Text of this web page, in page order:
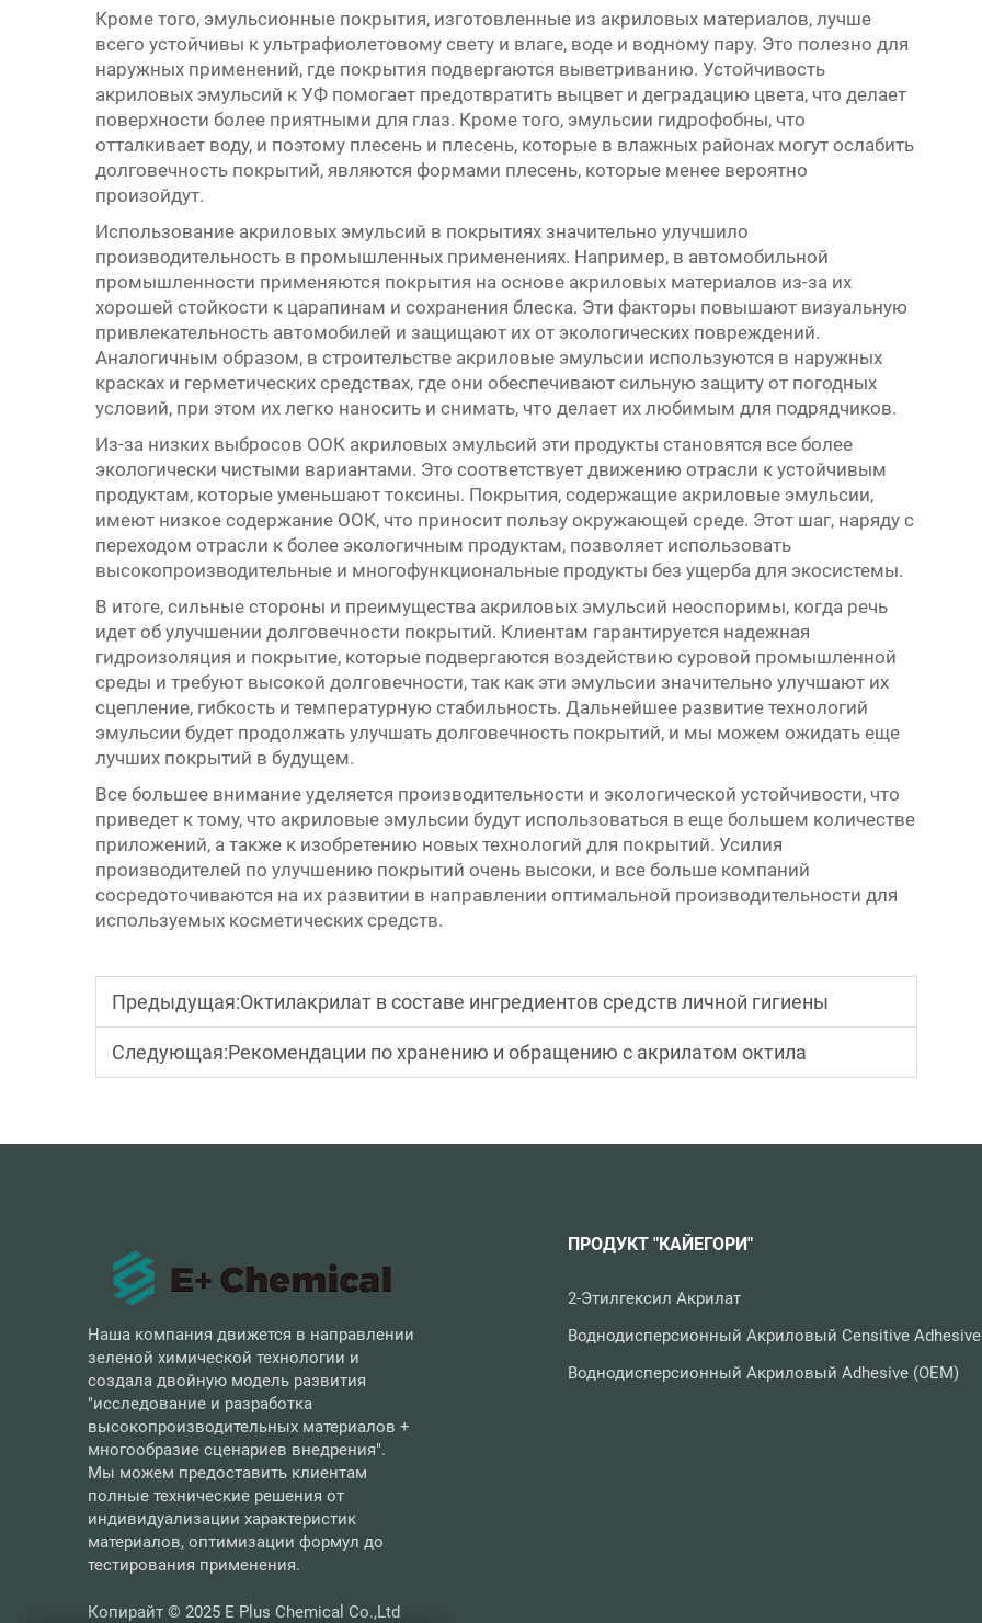
Кроме того, эмульсионные покрытия, изготовленные из акриловых материалов, лучше
всего устойчивы к ультрафиолетовому свету и влаге, воде и водному пару. Это полезно для
наружных применений, где покрытия подвергаются выветриванию. Устойчивость
акриловых эмульсий к УФ помогает предотвратить выцвет и деградацию цвета, что делает
поверхности более приятными для глаз. Кроме того, эмульсии гидрофобны, что
отталкивает воду, и поэтому плесень и плесень, которые в влажных районах могут ослабить
долговечность покрытий, являются формами плесень, которые менее вероятно
произойдут.
Использование акриловых эмульсий в покрытиях значительно улучшило
производительность в промышленных применениях. Например, в автомобильной
промышленности применяются покрытия на основе акриловых материалов из-за их
хорошей стойкости к царапинам и сохранения блеска. Эти факторы повышают визуальную
привлекательность автомобилей и защищают их от экологических повреждений.
Аналогичным образом, в строительстве акриловые эмульсии используются в наружных
красках и герметических средствах, где они обеспечивают сильную защиту от погодных
условий, при этом их легко наносить и снимать, что делает их любимым для подрядчиков.
Из-за низких выбросов ООК акриловых эмульсий эти продукты становятся все более
экологически чистыми вариантами. Это соответствует движению отрасли к устойчивым
продуктам, которые уменьшают токсины. Покрытия, содержащие акриловые эмульсии,
имеют низкое содержание ООК, что приносит пользу окружающей среде. Этот шаг, наряду с
переходом отрасли к более экологичным продуктам, позволяет использовать
высокопроизводительные и многофункциональные продукты без ущерба для экосистемы.
В итоге, сильные стороны и преимущества акриловых эмульсий неоспоримы, когда речь
идет об улучшении долговечности покрытий. Клиентам гарантируется надежная
гидроизоляция и покрытие, которые подвергаются воздействию суровой промышленной
среды и требуют высокой долговечности, так как эти эмульсии значительно улучшают их
сцепление, гибкость и температурную стабильность. Дальнейшее развитие технологий
эмульсии будет продолжать улучшать долговечность покрытий, и мы можем ожидать еще
лучших покрытий в будущем.
Все большее внимание уделяется производительности и экологической устойчивости, что
приведет к тому, что акриловые эмульсии будут использоваться в еще большем количестве
приложений, а также к изобретению новых технологий для покрытий. Усилия
производителей по улучшению покрытий очень высоки, и все больше компаний
сосредоточиваются на их развитии в направлении оптимальной производительности для
используемых косметических средств.
Предыдущая:Октилакрилат в составе ингредиентов средств личной гигиены
Следующая:Рекомендации по хранению и обращению с акрилатом октила
Наша компания движется в направлении
зеленой химической технологии и
создала двойную модель развития
"исследование и разработка
высокопроизводительных материалов +
многообразие сценариев внедрения".
Мы можем предоставить клиентам
полные технические решения от
индивидуализации характеристик
материалов, оптимизации формул до
тестирования применения.
Копирайт © 2025 E Plus Chemical Co.,Ltd
ПРОДУКТ "КАЙЕГОРИ"
2-Этилгексил Акрилат
Воднодисперсионный Акриловый Сensitive Adhesive
Воднодисперсионный Акриловый Adhesive (OEM)